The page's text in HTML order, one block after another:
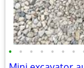
• • • • • • •